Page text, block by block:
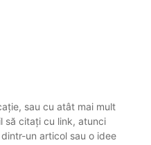
sau cu atât mai mult
să citați cu link, atunci
un articol sau o idee